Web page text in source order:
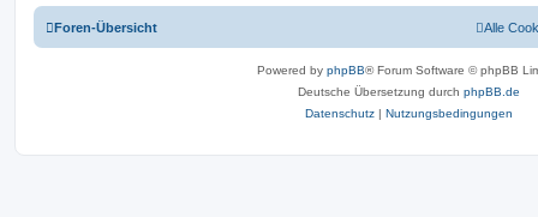
Foren-Übersicht Alle
Powered by phpBB® Forum Software © phpBB
Deutsche Übersetzung durch phpBB.de
Datenschutz | Nutzungsbedingungen